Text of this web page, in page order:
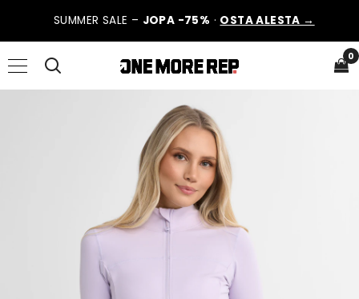
SUMMER SALE – JOPA -75% · OSTA ALESTA →
0